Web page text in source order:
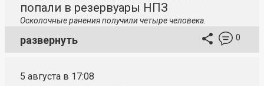
попали в резервуары НПЗ
Осколочные ранения получили четыре человека.
развернуть 0
5 августа в 17:08